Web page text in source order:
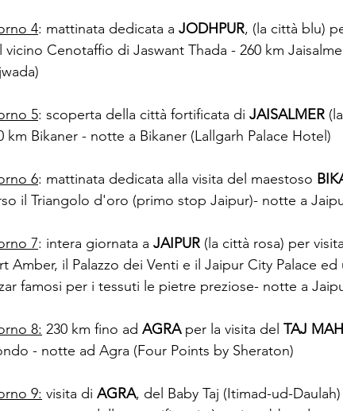
4: mattinata dedicata a JODHPUR, (la città blu)
vicino Cenotaffio di Jaswant Thada - 260 km
5: scoperta della città fortificata di JAISALMER
km Bikaner - notte a Bikaner (Lallgarh Palace Hotel)
6: mattinata dedicata alla visita del maestoso
il Triangolo d'oro (primo stop Jaipur)- notte a
7: intera giornata a JAIPUR (la città rosa) per
Amber, il Palazzo dei Venti e il Jaipur City Palace
famosi per i tessuti le pietre preziose- notte a
8: 230 km fino ad AGRA per la visita del TAJ
- notte ad Agra (Four Points by Sheraton)
9: visita di AGRA, del Baby Taj (Itimad-ud-